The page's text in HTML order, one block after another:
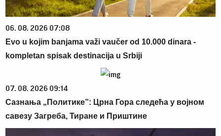
06. 08. 2026 07:08
Evo u kojim banjama važi vaučer od 10.000 dinara -
kompletan spisak destinacija u Srbiji
07. 08. 2026 09:14
Сазнања „Политике”: Црна Гора следећа у војном
савезу Загреба, Тиране и Приштине